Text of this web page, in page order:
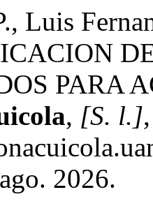
Luis
PARA
, [S. l.]
2026.